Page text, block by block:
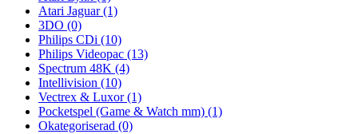
Atari Jaguar(1)
3DO (0)
Philips CDi (10)
Philips Videopac (13)
Spectrum 48K (4)
Intellivision (10)
Vectrex & Luxor(1)
Pocketspel (Game & Watch mm) (1)
Okategoriserad (0)